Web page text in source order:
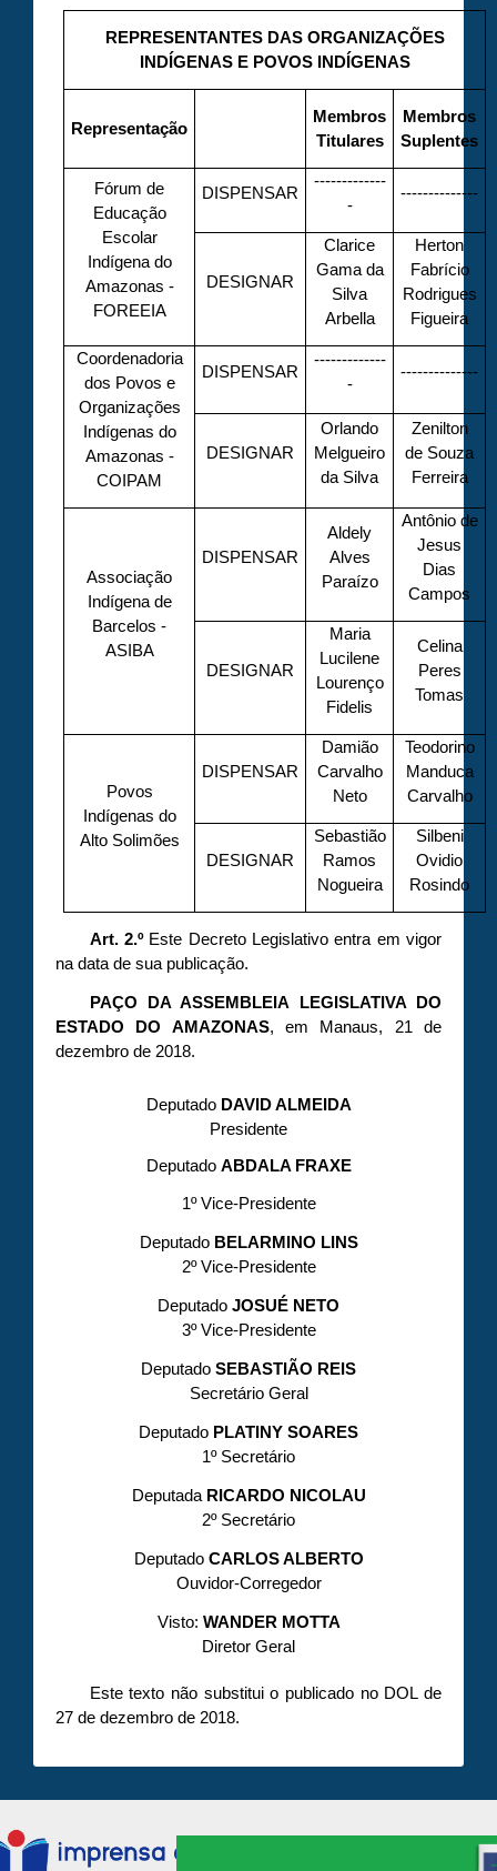
REPRESENTANTES DAS ORGANIZAÇÕES
INDÍGENAS E POVOS INDÍGENAS
Representação
Membros
Titulares
Membros
Suplentes
Fórum de
Educação
Escolar
Indígena do
Amazonas -
FOREEIA
DISPENSAR
-------------
-
--------------
DESIGNAR
Clarice
Gama da
Silva
Arbella
Herton
Fabrício
Rodrigues
Figueira
Coordenadoria
dos Povos e
Organizações
Indígenas do
Amazonas -
COIPAM
DISPENSAR
-------------
-
--------------
DESIGNAR
Orlando
Melgueiro
da Silva
Zenilton
de Souza
Ferreira
Associação
Indígena de
Barcelos -
ASIBA
DISPENSAR
Aldely
Alves
Paraízo
Antônio de
Jesus
Dias
Campos
DESIGNAR
Maria
Lucilene
Lourenço
Fidelis
Celina
Peres
Tomas
Povos
Indígenas do
Alto Solimões
DISPENSAR
Damião
Carvalho
Neto
Teodorino
Manduca
Carvalho
DESIGNAR
Sebastião
Ramos
Nogueira
Silbeni
Ovidio
Rosindo
Art. 2.ºEste Decreto Legislativo entra em vigor
na data de sua publicação.
PAÇO DA ASSEMBLEIA LEGISLATIVA DO
ESTADO DO AMAZONAS, em Manaus, 21 de
dezembro de 2018.
Deputado DAVID ALMEIDA
Presidente
Deputado ABDALA FRAXE
1º Vice-Presidente
DeputadoBELARMINO LINS
2º Vice-Presidente
Deputado JOSUÉ NETO
3º Vice-Presidente
Deputado SEBASTIÃO REIS
Secretário Geral
Deputado PLATINY SOARES
1º Secretário
DeputadaRICARDO NICOLAU
2º Secretário
DeputadoCARLOS ALBERTO
Ouvidor-Corregedor
Visto: WANDER MOTTA
Diretor Geral
Este texto não substitui o publicado no DOL de
27 de dezembro de 2018.